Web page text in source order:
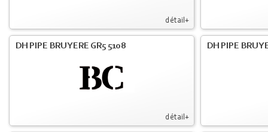
détail+
détail+
DH PIPE BRUYERE GR5 5108 DH PIPE